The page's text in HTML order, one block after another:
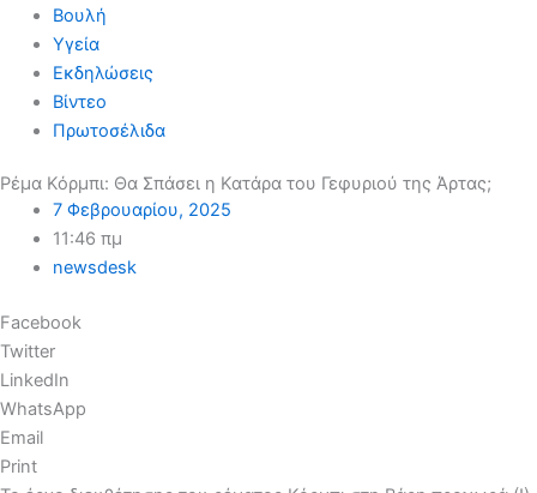
Βουλή
Υγεία
Εκδηλώσεις
Βίντεο
Πρωτοσέλιδα
Ρέμα Κόρμπι: Θα Σπάσει η Κατάρα του Γεφυριού της Άρτας;
7 Φεβρουαρίου, 2025
11:46 πμ
newsdesk
Facebook
Twitter
LinkedIn
WhatsApp
Email
Print